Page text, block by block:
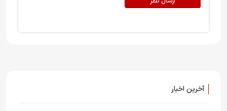
آخرین اخبار